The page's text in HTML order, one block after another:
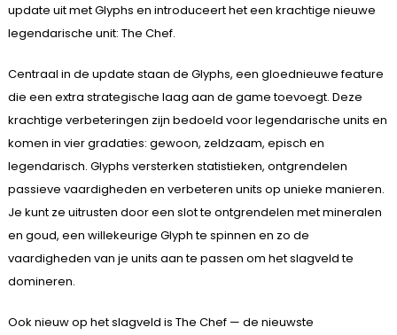
update uit met Glyphs en introduceert het een krachtige nieuwe
legendarische unit: The Chef.
Centraal in de update staan de Glyphs, een gloednieuwe feature
die een extra strategische laag aan de game toevoegt. Deze
krachtige verbeteringen zijn bedoeld voor legendarische units en
komen in vier gradaties: gewoon, zeldzaam, episch en
legendarisch. Glyphs versterken statistieken, ontgrendelen
passieve vaardigheden en verbeteren units op unieke manieren.
Je kunt ze uitrusten door een slot te ontgrendelen met mineralen
en goud, een willekeurige Glyph te spinnen en zo de
vaardigheden van je units aan te passen om het slagveld te
domineren.
Ook nieuw op het slagveld is The Chef — de nieuwste